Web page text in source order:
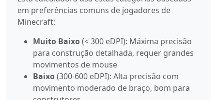
em preferências comuns de jogadores de
Minecraft:
Muito Baixo(< 300 eDPI): Máxima precisão
para construção detalhada, requer grandes
movimentos de mouse
Baixo(300-600 eDPI): Alta precisão com
movimento moderado de braço, bom para